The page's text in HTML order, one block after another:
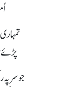
پڑئے
جو سر